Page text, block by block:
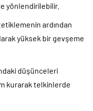
yönlendirilebilir.
ardından
yüksek bir gevşeme
düşünceleri
kurarak telkinlerde